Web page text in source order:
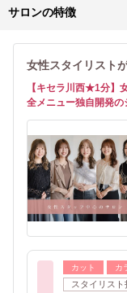
サロンの特徴
女性スタイリスト
【キセラ川西★1分】
全メニュー独自開発の
カット カ
スタイリスト